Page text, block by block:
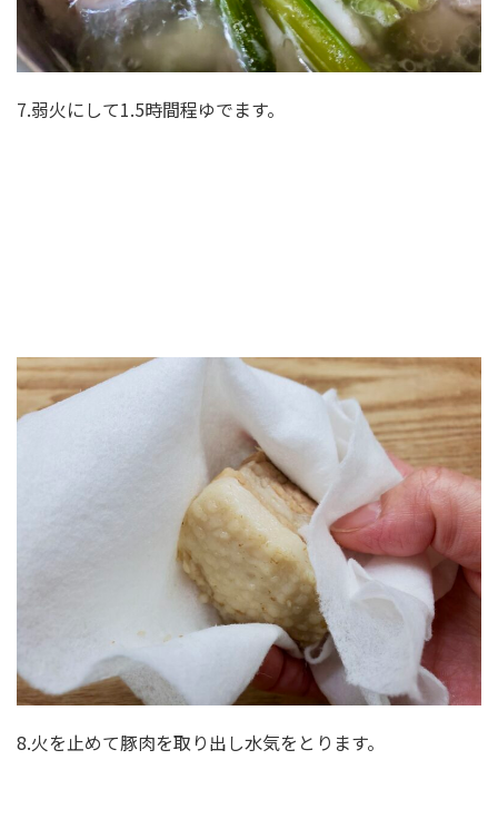
7.弱火にして1.5時間程ゆでます。
8.火を止めて豚肉を取り出し水気をとります。